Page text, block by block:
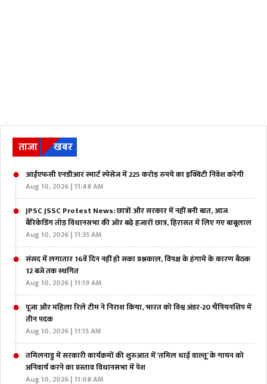
ताजा खबर
आईएफसी एनडीआर स्मार्ट स्पेसेज में 225 करोड़ रुपये का इक्विटी निवेश करेगी
Aug 10, 2026 | 11:48 AM
JPSC JSSC Protest News: छात्रों और सरकार में नहीं बनी बात, आज
बैरिकेडिंग तोड़ विधानसभा की ओर बढ़े हजारों छात्र, हिरासत में लिए गए बाबूलाल
Aug 10, 2026 | 11:35 AM
संसद में लगातार 16वें दिन नहीं हो सका प्रश्नकाल, विपक्ष के हंगामे के कारण बैठक
12 बजे तक स्थगित
Aug 10, 2026 | 11:19 AM
पूजा और महिला रिले टीम ने निराश किया, भारत को विश्व अंडर-20 चैंपियनशिप में
तीन पदक
Aug 10, 2026 | 11:15 AM
तमिलनाडु में सरकारी कार्यक्रमों की शुरुआत में ‘तमिल थाई वाल्तू’ के गायन को
अनिवार्य करने का प्रस्ताव विधानसभा में पेश
Aug 10, 2026 | 11:08 AM